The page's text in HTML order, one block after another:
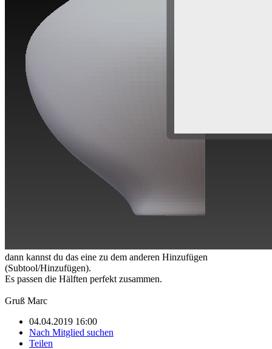
dann kannst du das eine zu dem anderen Hinzufügen
(Subtool/Hinzufügen).
Es passen die Hälften perfekt zusammen.
Gruß Marc
04.04.2019 16:00
Nach Mitglied suchen
Teilen